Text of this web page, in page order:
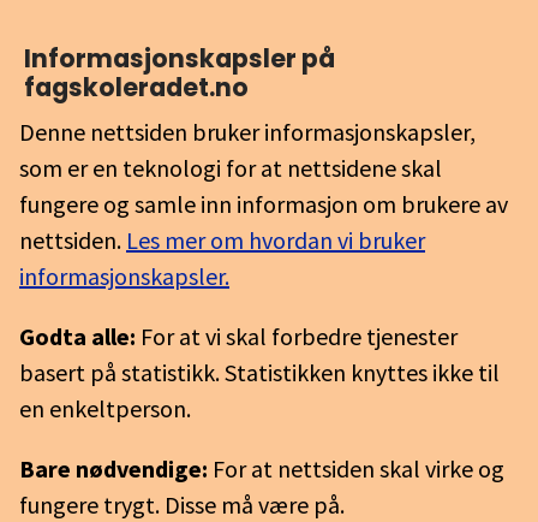
Informasjons­kapsler på
fagskoleradet.no
Denne nettsiden bruker informasjonskapsler,
som er en teknologi for at nettsidene skal
fungere og samle inn informasjon om brukere av
nettsiden. Les mer om hvordan vi bruker
informasjonskapsler.
Godta alle: For at vi skal forbedre tjenester
basert på statistikk. Statistikken knyttes ikke til
en enkeltperson.
Bare nødvendige: For at nettsiden skal virke og
fungere trygt. Disse må være på.